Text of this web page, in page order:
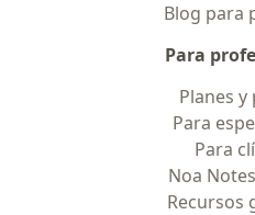
Blog para
Para
Planes y
Para
Para
Noa Notes
Recursos